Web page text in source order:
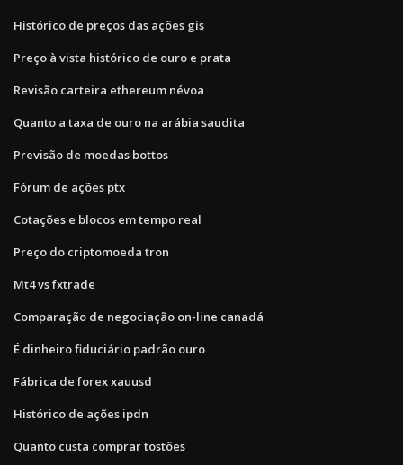
Histórico de preços das ações gis
Preço à vista histórico de ouro e prata
Revisão carteira ethereum névoa
Quanto a taxa de ouro na arábia saudita
Previsão de moedas bottos
Fórum de ações ptx
Cotações e blocos em tempo real
Preço do criptomoeda tron
Mt4 vs fxtrade
Comparação de negociação on-line canadá
É dinheiro fiduciário padrão ouro
Fábrica de forex xauusd
Histórico de ações ipdn
Quanto custa comprar tostões